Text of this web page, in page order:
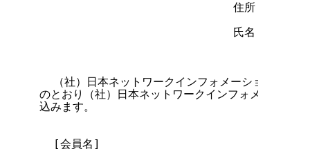
                            住所
氏名
（社）日本ネットワークインフォメーションセン
のとおり（社）日本ネットワークインフォメーショ
込みます。
  [会員名]